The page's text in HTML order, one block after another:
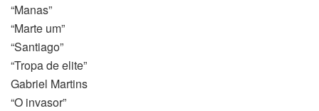
“Manas”
“Marte um”
“Santiago”
“Tropa de elite”
Gabriel Martins
“O invasor”